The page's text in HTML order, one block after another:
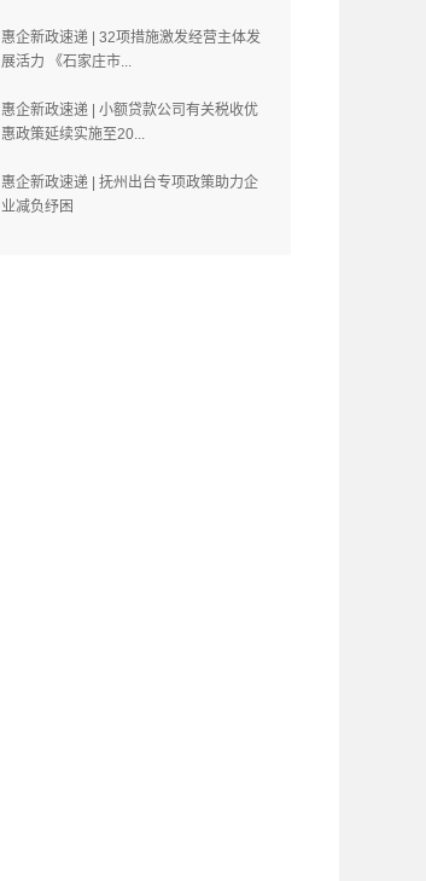
惠企新政速递 | 32项措施激发经营主体发
展活力 《石家庄市...
惠企新政速递 | 小额贷款公司有关税收优
惠政策延续实施至20...
惠企新政速递 | 抚州出台专项政策助力企
业减负纾困